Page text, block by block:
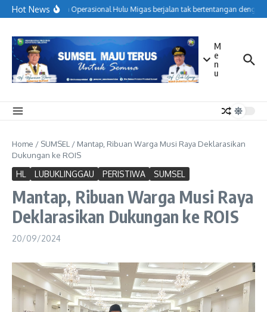
Lewati ke konten
Hot NewsMenjaga Operasional Hulu Migas berjalan tak bertentangan dengan
M
e
n
u
Home / SUMSEL / Mantap, Ribuan Warga Musi Raya Deklarasikan
Dukungan ke ROIS
HL LUBUKLINGGAU PERISTIWA SUMSEL
Mantap, Ribuan Warga Musi Raya
Deklarasikan Dukungan ke ROIS
20/09/2024